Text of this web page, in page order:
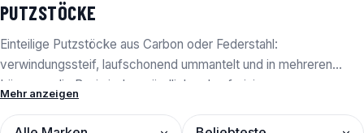
PUTZSTÖCKE
Einteilige Putzstöcke aus Carbon oder Federstahl:
verwindungssteif, laufschonend ummantelt und in mehreren
Längen – die Basis jeder gründlichen Laufreinigung.
Mehr anzeigen
MARKE SORTIERUNG